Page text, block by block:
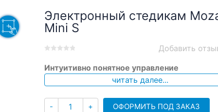
Электронный стедикам
Mini S
out
of
based
Добавить
Интуитивно понятное управление
читать далее...
- Количество
+ ОФОРМИТЬ ПОД ЗАКАЗ